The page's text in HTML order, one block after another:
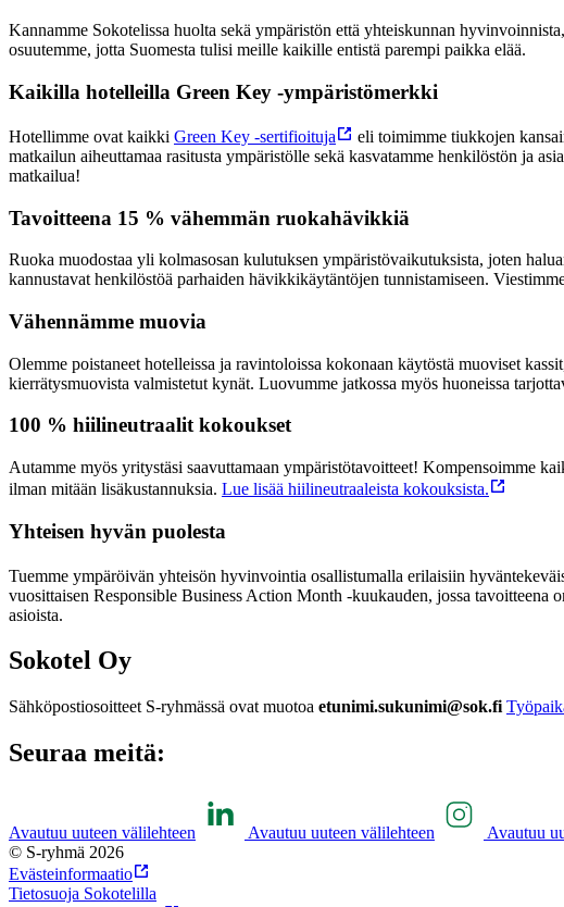
Kannamme Sokotelissa huolta sekä ympäristön että yhteiskunnan
osuutemme, jotta Suomesta tulisi meille kaikille entistä parempi paikka elää.
Kaikilla hotelleilla Green Key -ympäristömerkki
Hotellimme ovat kaikki Green Key -sertifioituja
eli toimimme tiukkojen
matkailun aiheuttamaa rasitusta ympäristölle sekä kasvatamme henkilöstön ja
matkailua!
Tavoitteena 15 % vähemmän ruokahävikkiä
Ruoka muodostaa yli kolmasosan kulutuksen ympäristövaikutuksista, joten
kannustavat henkilöstöä parhaiden hävikkikäytäntöjen tunnistamiseen.
Vähennämme muovia
Olemme poistaneet hotelleissa ja ravintoloissa kokonaan käytöstä muoviset
kierrätysmuovista valmistetut kynät. Luovumme jatkossa myös huoneissa
100 % hiilineutraalit kokoukset
Autamme myös yritystäsi saavuttamaan ympäristötavoitteet! Kompensoimme
ilman mitään lisäkustannuksia. Lue lisää hiilineutraaleista kokouksista.
Yhteisen hyvän puolesta
Tuemme ympäröivän yhteisön hyvinvointia osallistumalla erilaisiin
vuosittaisen Responsible Business Action Month -kuukauden, jossa
asioista.
Sokotel Oy
Sähköpostiosoitteet S-ryhmässä ovat muotoa etunimi.sukunimi@sok.fi
Seuraa meitä:
Avautuu uuteen välilehteen Avautuu uuteen välilehteen
Avautuu
© S-ryhmä 2026
Evästeinformaatio
Tietosuoja Sokotelilla